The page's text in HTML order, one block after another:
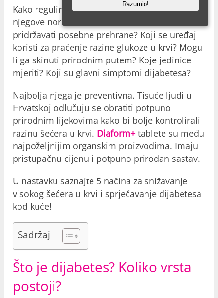
Kako regulirati šećer u krvi i koje su točno
njegove normalne razine? Moram li se
pridržavati posebne prehrane? Koji se uređaj
koristi za praćenje razine glukoze u krvi? Mogu
li ga skinuti prirodnim putem? Koje jedinice
mjeriti? Koji su glavni simptomi dijabetesa?
Najbolja njega je preventivna. Tisuće ljudi u
Hrvatskoj odlučuju se obratiti potpuno
prirodnim lijekovima kako bi bolje kontrolirali
razinu šećera u krvi. Diaform+ tablete su među
najpoželjnijim organskim proizvodima. Imaju
pristupačnu cijenu i potpuno prirodan sastav.
U nastavku saznajte 5 načina za snižavanje
visokog šećera u krvi i sprječavanje dijabetesa
kod kuće!
Sadržaj
Što je dijabetes? Koliko vrsta
postoji?
Razumio!